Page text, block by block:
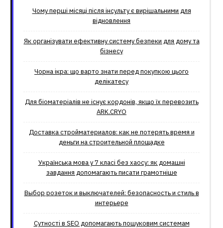
Чому перші місяці після інсульту є вирішальними для
відновлення
Як організувати ефективну систему безпеки для дому та
бізнесу
Чорна ікра: що варто знати перед покупкою цього
делікатесу
Для біоматеріалів не існує кордонів, якщо їх перевозить
ARK.CRYO
Доставка стройматериалов: как не потерять время и
деньги на строительной площадке
Українська мова у 7 класі без хаосу: як домашні
завдання допомагають писати грамотніше
Выбор розеток и выключателей: безопасность и стиль в
интерьере
Сутності в SEO допомагають пошуковим системам